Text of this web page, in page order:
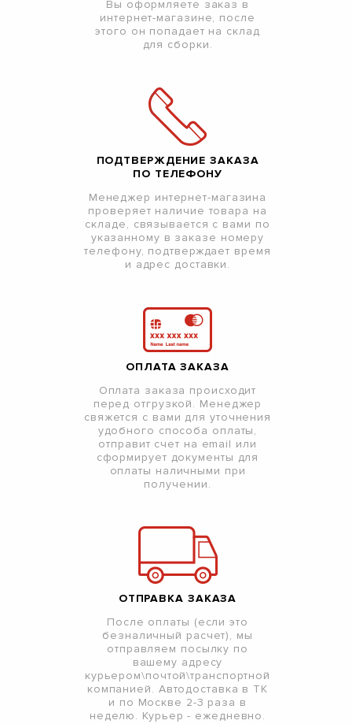
Вы оформляете заказ в
интернет-магазине, после
этого он попадает на склад
для сборки.
ПОДТВЕРЖДЕНИЕ ЗАКАЗА
ПО ТЕЛЕФОНУ
Менеджер интернет-магазина
проверяет наличие товара на
складе, связывается с вами по
указанному в заказе номеру
телефону, подтверждает время
и адрес доставки.
ОПЛАТА ЗАКАЗА
Оплата заказа происходит
перед отгрузкой. Менеджер
свяжется с вами для уточнения
удобного способа оплаты,
отправит счет на email или
сформирует документы для
оплаты наличными при
получении.
ОТПРАВКА ЗАКАЗА
После оплаты (если это
безналичный расчет), мы
отправляем посылку по
вашему адресу
курьером\почтой\транспортной
компанией. Автодоставка в ТК
и по Москве 2-3 раза в
неделю. Курьер - ежедневно.